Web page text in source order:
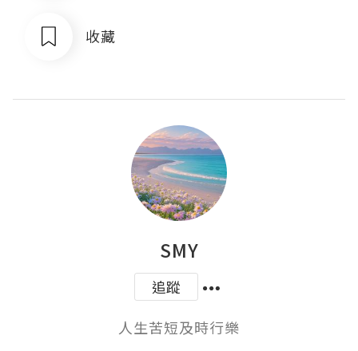
收藏
SMY
追蹤
人生苦短及時行樂